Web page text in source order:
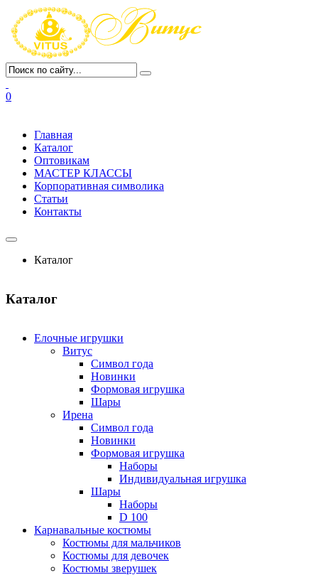
0
Главная
Каталог
Оптовикам
МАСТЕР КЛАССЫ
Корпоративная символика
Статьи
Контакты
Каталог
Каталог
Елочные игрушки
Витус
Символ года
Новинки
Формовая игрушка
Шары
Ирена
Символ года
Новинки
Формовая игрушка
Наборы
Индивидуальная игрушка
Шары
Наборы
D 100
Карнавальные костюмы
Костюмы для мальчиков
Костюмы для девочек
Костюмы зверушек